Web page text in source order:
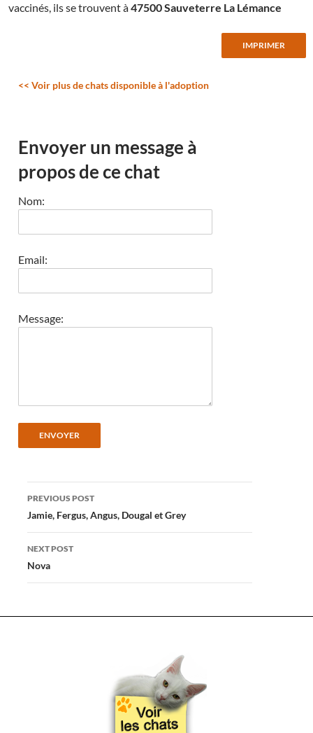
vaccinés, ils se trouvent à47500 Sauveterre La Lémance
<< Voir plus de chats disponible à l'adoption
Envoyer un message à
propos de ce chat
Nom:
Email:
Message:
Post
navigation
PREVIOUS POST
Jamie, Fergus, Angus, Dougal et Grey
NEXT POST
Nova